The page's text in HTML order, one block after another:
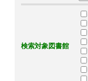
検索対象図書館